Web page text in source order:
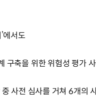
에서도
구축을 위한 위험성 평가
사전 심사를 거쳐 6개의